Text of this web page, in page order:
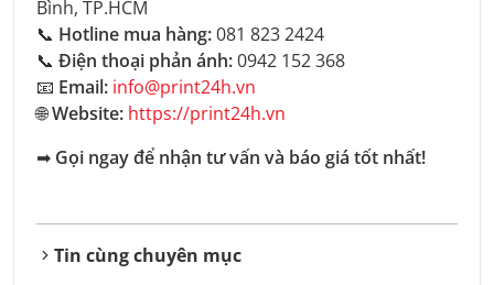
Bình, TP.HCM
📞 Hotline mua hàng:081 823 2424
📞 Điện thoại phản ánh:0942 152 368
📧 Email: info@print24h.vn
🌐Website: https://print24h.vn
➡ Gọi ngay để nhận tư vấn và báo giá tốt nhất!
Tin cùng chuyên mục